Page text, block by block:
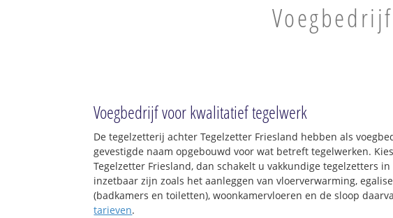
Voegbedrijf voor kwalitatief tegelwerk
De tegelzetterij achter Tegelzetter Friesland hebben als
gevestigde naam opgebouwd voor wat betreft tegelwerken.
Tegelzetter Friesland, dan schakelt u vakkundige tegelzetters
inzetbaar zijn zoals het aanleggen van vloerverwarming,
(badkamers en toiletten), woonkamervloeren en de sloop
tarieven.